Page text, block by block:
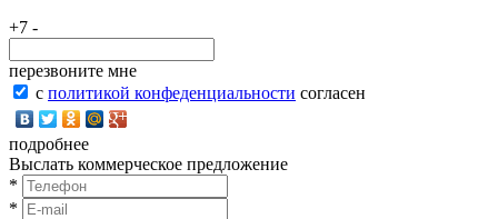
+7 -
перезвоните мне
с политикой конфеденциальности согласен
подробнее
Выслать коммерческое предложение
*
*